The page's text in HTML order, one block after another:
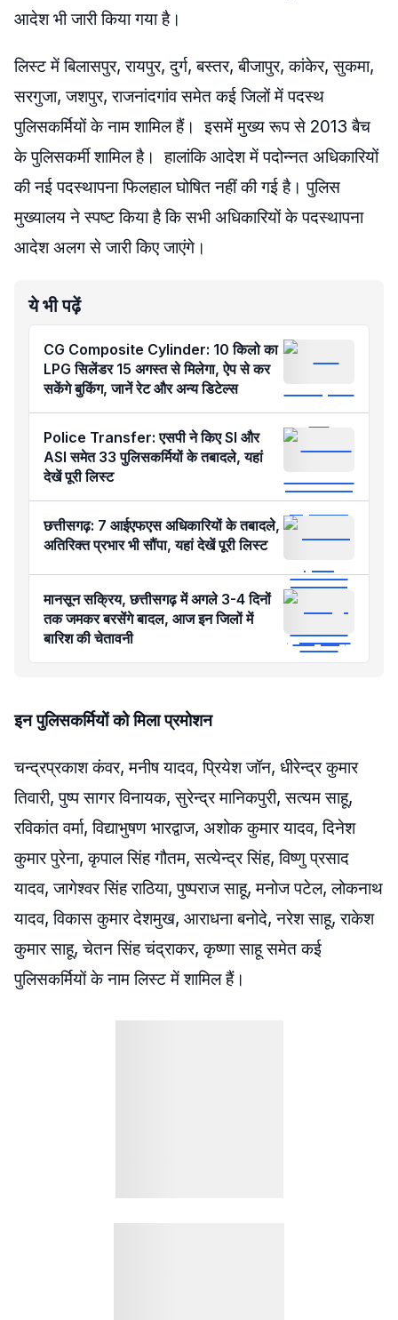
आदेश भी जारी किया गया है।
लिस्ट में बिलासपुर, रायपुर, दुर्ग, बस्तर, बीजापुर, कांकेर, सुकमा,
सरगुजा, जशपुर, राजनांदगांव समेत कई जिलों में पदस्थ
पुलिसकर्मियों के नाम शामिल हैं। इसमें मुख्य रूप से 2013 बैच
के पुलिसकर्मी शामिल है। हालांकि आदेश में पदोन्नत अधिकारियों
की नई पदस्थापना फिलहाल घोषित नहीं की गई है। पुलिस
मुख्यालय ने स्पष्ट किया है कि सभी अधिकारियों के पदस्थापना
आदेश अलग से जारी किए जाएंगे।
ये भी पढ़ें
CG Composite Cylinder: 10 किलो का
LPG सिलेंडर 15 अगस्त से मिलेगा, ऐप से कर
सकेंगे बुकिंग, जानें रेट और अन्य डिटेल्स
Police Transfer: एसपी ने किए SI और
ASI समेत 33 पुलिसकर्मियों के तबादले, यहां
देखें पूरी लिस्ट
छत्तीसगढ़: 7 आईएफएस अधिकारियों के तबादले,
अतिरिक्त प्रभार भी सौंपा, यहां देखें पूरी लिस्ट
मानसून सक्रिय, छत्तीसगढ़ में अगले 3-4 दिनों
तक जमकर बरसेंगे बादल, आज इन जिलों में
बारिश की चेतावनी
इन पुलिसकर्मियों को मिला प्रमोशन
चन्द्रप्रकाश कंवर, मनीष यादव, प्रियेश जॉन, धीरेन्द्र कुमार
तिवारी, पुष्प सागर विनायक, सुरेन्द्र मानिकपुरी, सत्यम साहू,
रविकांत वर्मा, विद्याभुषण भारद्वाज, अशोक कुमार यादव, दिनेश
कुमार पुरेना, कृपाल सिंह गौतम, सत्येन्द्र सिंह, विष्णु प्रसाद
यादव, जागेश्वर सिंह राठिया, पुष्पराज साहू, मनोज पटेल, लोकनाथ
यादव, विकास कुमार देशमुख, आराधना बनोदे, नरेश साहू, राकेश
कुमार साहू, चेतन सिंह चंद्राकर, कृष्णा साहू समेत कई
पुलिसकर्मियों के नाम लिस्ट में शामिल हैं।